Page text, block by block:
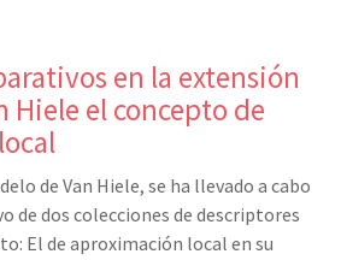
en la extensión
Hiele el concepto de
de Van Hiele, se ha llevado a cabo
de dos colecciones de descriptores
El de aproximación local en su